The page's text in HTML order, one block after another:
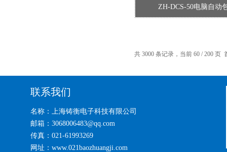
ZH-DCS-50电脑自动
共 3000 条记录，当前 60 / 200 页
联系我们
名称：上海铸衡电子科技有限公司
邮箱：3068006483@qq.com
传真：021-61993269
网址：www.021baozhuangji.com